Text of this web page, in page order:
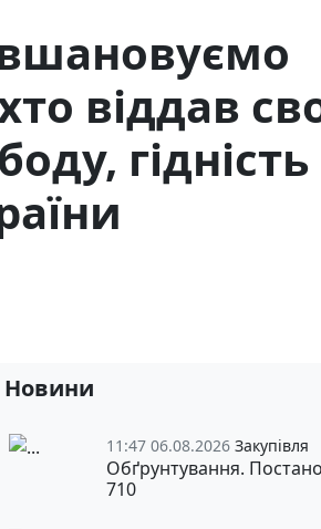
віддав
гідність
Новини
11:47 06.08.2026 Закупівля
Обґрунтування.
710